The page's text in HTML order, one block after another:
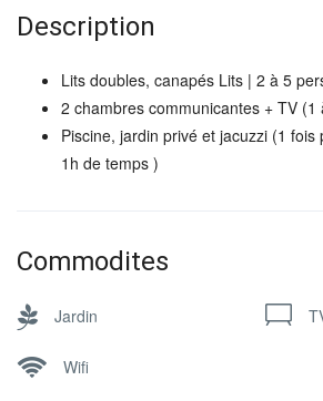
Description
Lits doubles, canapés Lits | 2 à 5
2 chambres communicantes + TV (1
Piscine, jardin privé et jacuzzi (1 fois
1h de temps )
Commodites
Jardin
Wifi